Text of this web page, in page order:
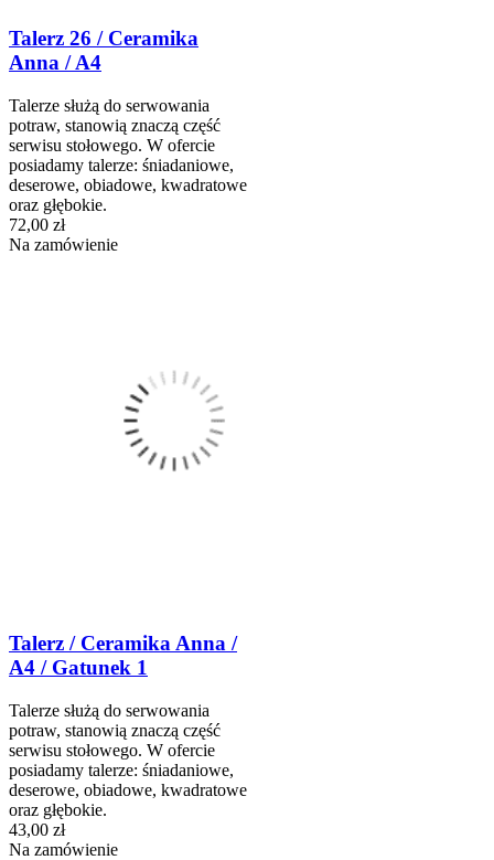
Talerz 26 / Ceramika
Anna / A4
Talerze służą do serwowania
potraw, stanowią znaczą część
serwisu stołowego. W ofercie
posiadamy talerze: śniadaniowe,
deserowe, obiadowe, kwadratowe
oraz głębokie.
72,00 zł
Na zamówienie
Talerz / Ceramika Anna /
A4 / Gatunek 1
Talerze służą do serwowania
potraw, stanowią znaczą część
serwisu stołowego. W ofercie
posiadamy talerze: śniadaniowe,
deserowe, obiadowe, kwadratowe
oraz głębokie.
43,00 zł
Na zamówienie